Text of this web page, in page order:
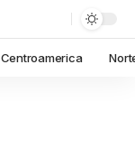
Centroamerica